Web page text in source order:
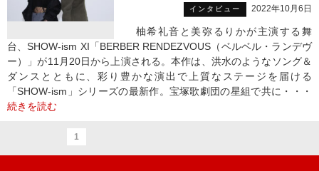
インタビュー 2022年10月6日
柚希礼音と美弥るりかが主演する舞
台、SHOW-ism XI「BERBER RENDEZVOUS（ベルベル・ランデヴ
ー）」が11月20日から上演される。本作は、洪水のようなソング＆
ダンスとともに、彩り豊かな演出で上質なステージを届ける
「SHOW-ism」シリーズの最新作。宝塚歌劇団の星組で共に・・・
続きを読む
1